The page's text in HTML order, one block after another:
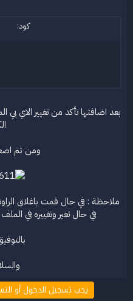
كود:
بعد اضافتها تأكد من تغيير الاي
ومن ثم
ملاحظة : في حال قمت باغلاق
في حال تغير وتغييره في
يجب تسجيل الدخول أو